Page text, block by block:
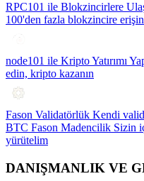
RPC101 ile Blokzincirlere
100'den fazla blokzincire erişin
node101 ile Kripto Yatırımı
edin, kripto kazanın
Fason Validatörlük Kendi
BTC Fason Madencilik Sizin
yürütelim
DANIŞMANLIK VE